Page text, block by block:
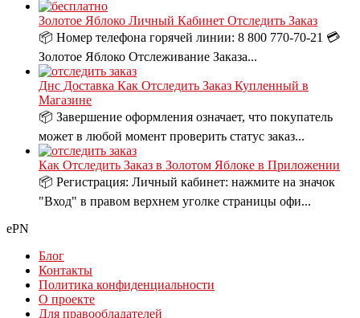
Золотое Яблоко Личный Кабинет Отследить Заказ
📦 Номер телефона горячей линии: 8 800 770-70-21 💳
Золотое Яблоко Отслеживание Заказа...
Днс Доставка Как Отследить Заказ Купленный в
Магазине
📦 Завершение оформления означает, что покупатель
может в любой момент проверить статус заказ...
Как Отследить Заказ в Золотом Яблоке в Приложении
📦 Регистрация: Личный кабинет: нажмите на значок
"Вход" в правом верхнем уголке страницы офи...
ePN
Блог
Контакты
Политика конфиденциальности
О проекте
Для правообладателей